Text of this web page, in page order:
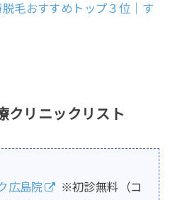
脱毛おすすめトップ３位｜す
クリニックリスト
広島院
※初診無料（コ